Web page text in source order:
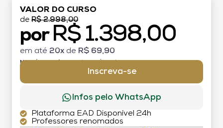
VALOR DO CURSO
de R$ 2.998,00
por R$ 1.398,00
em até 20x de R$ 69,90
MATRÍCULA:
Inscreva-se
Infos pelo WhatsApp
Plataforma EAD Disponível 24h
Professores renomados